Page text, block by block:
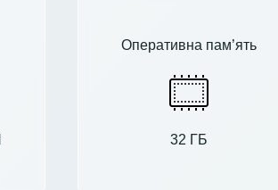
Оперативна пам’ять
32 ГБ